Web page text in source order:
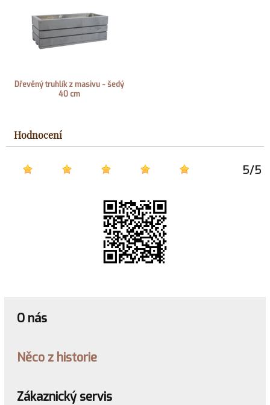
Hodnocení
5/5
Dřevěný truhlík z masivu - šedý
40 cm
O nás
Něco z historie
Zákaznický servis